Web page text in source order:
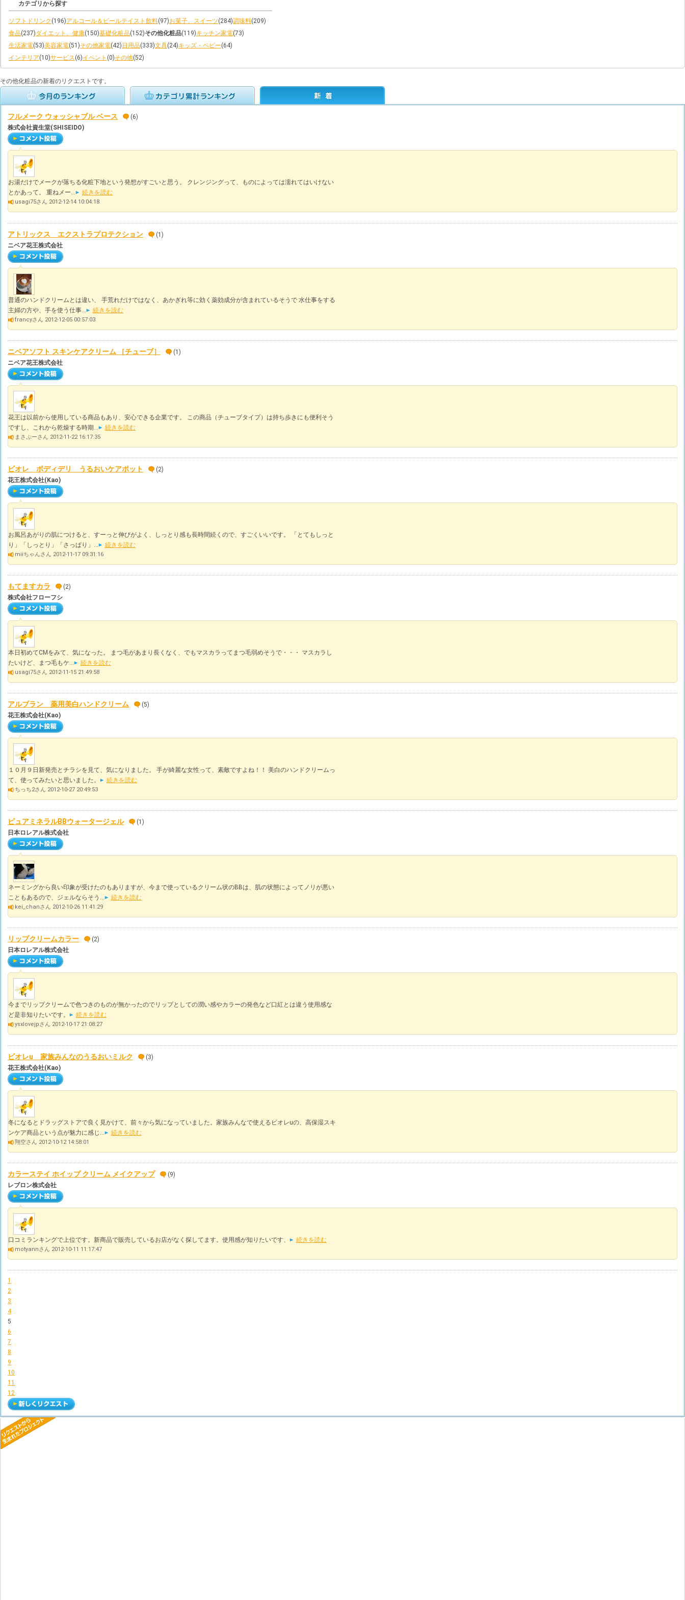
カテゴリから探す
ソフトドリンク (196)アルコール＆ビールテイスト飲料(97)お菓子、スイーツ(284)調味料(209)
食品(237)ダイエット、健康(150)基礎化粧品(152)その他化粧品(119)キッチン家電(73)
生活家電(53)美容家電(51)その他家電(42) 日用品(333)文具(24)キッズ・ベビー(64)
インテリア(10)サービス(6)イベント (0)その他(52)
その他化粧品の新着のリクエストです。
フルメーク ウォッシャブル ベース
(6)
株式会社資生堂(SHISEIDO)
お湯だけでメークが落ちる化粧下地という発想がすごいと思う。 クレンジングって、ものによっては濡れてはいけない
とかあって。 重ねメー...
続きを読む
usagi75さん 2012-12-14 10:04:18
アトリックス エクストラプロテクション
(1)
ニベア花王株式会社
普通のハンドクリームとは違い、 手荒れだけではなく、あかぎれ等に効く薬効成分が含まれているそうで 水仕事をする
主婦の方や、手を使う仕事...
続きを読む
francyさん 2012-12-05 00:57:03
ニベアソフト スキンケアクリーム ［チューブ］
(1)
ニベア花王株式会社
花王は以前から使用している商品もあり、安心できる企業です。 この商品（チューブタイプ）は持ち歩きにも便利そう
ですし、これから乾燥する時期...
続きを読む
まさぷーさん 2012-11-22 16:17:35
ビオレ ボディデリ うるおいケアポット
(2)
花王株式会社(Kao)
お風呂あがりの肌につけると、すーっと伸びがよく、しっとり感も長時間続くので、すごくいいです。 「とてもしっと
り」「しっとり」「さっぱり」...
続きを読む
miiちゃんさん 2012-11-17 09:31:16
もてますカラ
(2)
株式会社フローフシ
本日初めてCMをみて、気になった。 まつ毛があまり長くなく、でもマスカラってまつ毛弱めそうで・・・ マスカラし
たいけど、まつ毛もケ...
続きを読む
usagi75さん 2012-11-15 21:49:58
アルブラン 薬用美白ハンドクリーム
(5)
花王株式会社(Kao)
１０月９日新発売とチラシを見て、気になりました。 手が綺麗な女性って、素敵ですよね！！ 美白のハンドクリームっ
て、使ってみたいと思いました。
続きを読む
ちっち2さん 2012-10-27 20:49:53
ピュアミネラルBBウォータージェル
(1)
日本ロレアル株式会社
ネーミングから良い印象が受けたのもありますが、今まで使っているクリーム状のBBは、肌の状態によってノリが悪い
こともあるので、ジェルならそう...
続きを読む
kei_chanさん 2012-10-26 11:41:29
リップクリームカラー
(2)
日本ロレアル株式会社
今までリップクリームで色つきのものが無かったのでリップとしての潤い感やカラーの発色など口紅とは違う使用感な
ど是非知りたいです。
続きを読む
ysxlovejpさん 2012-10-17 21:08:27
ビオレu 家族みんなのうるおいミルク
(3)
花王株式会社(Kao)
冬になるとドラッグストアで良く見かけて、前々から気になっていました。家族みんなで使えるビオレuの、高保湿スキ
ンケア商品という点が魅力に感じ...
続きを読む
翔空さん 2012-10-12 14:58:01
カラーステイ ホイップ クリーム メイクアップ
(9)
レブロン株式会社
口コミランキングで上位です。新商品で販売しているお店がなく探してます。使用感が知りたいです、 続きを読む
motyannさん 2012-10-11 11:17:47
1
2
3
4
5
6
7
8
9
10
11
12